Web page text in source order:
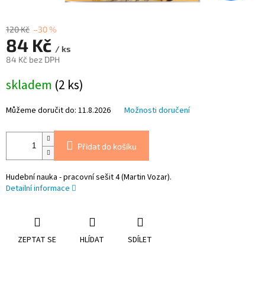
120 Kč –30 %
84 Kč / ks
84 Kč bez DPH
cena:
skladem (2 ks)
Můžeme doručit do: 11.8.2026 Možnosti doručení
Přidat do košíku
Hudební nauka - pracovní sešit 4 (Martin Vozar).
Detailní informace
ZEPTAT SE HLÍDAT SDÍLET